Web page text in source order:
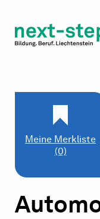
Beratung &
Meine Merkliste
(0)